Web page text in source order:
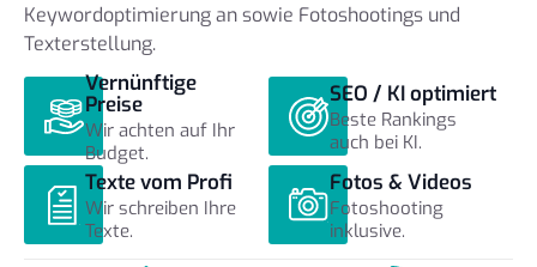
Keywordoptimierung an sowie Fotoshootings und
Texterstellung.
Vernünftige
Preise
Wir achten auf Ihr
Budget.
SEO / KI optimiert
Beste Rankings
auch bei KI.
Texte vom Profi
Wir schreiben Ihre
Texte.
Fotos & Videos
Fotoshooting
inklusive.